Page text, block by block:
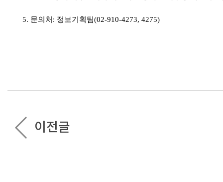
5. 문의처 : 정보기획팀(02-910-4273, 4275)
이전글